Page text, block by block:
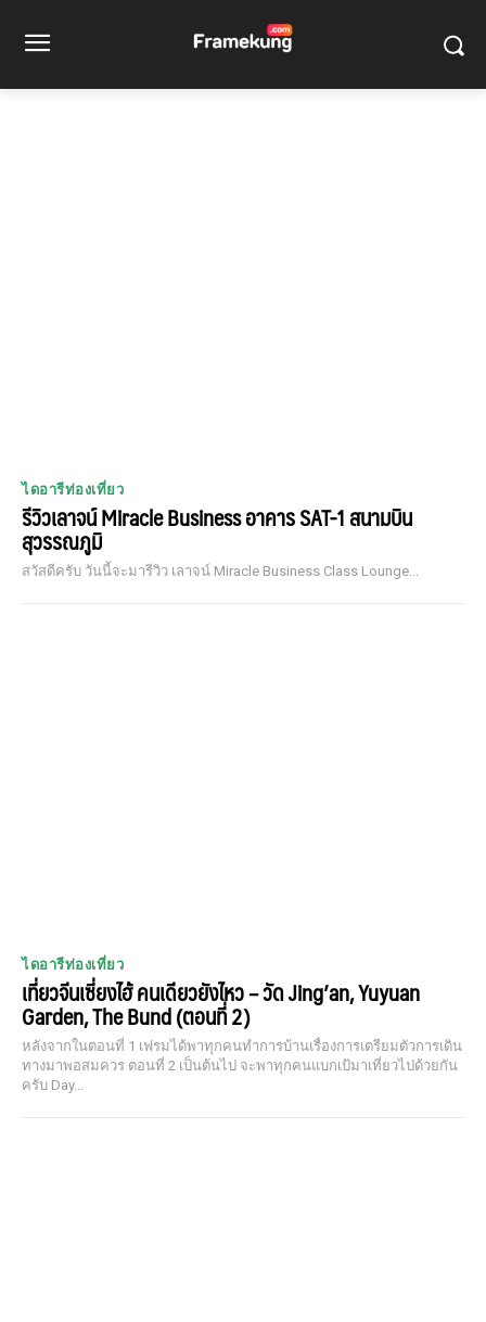
ไดอารีท่องเที่ยว
รีวิวเลาจน์ Miracle Business อาคาร SAT-1 สนามบิน
สุวรรณภูมิ
สวัสดีครับ วันนี้จะมารีวิว เลาจน์ Miracle Business Class Lounge...
ไดอารีท่องเที่ยว
เที่ยวจีนเซี่ยงไฮ้ คนเดียวยังไหว – วัด Jing’an, Yuyuan
Garden, The Bund (ตอนที่ 2)
หลังจากในตอนที่ 1 เฟรมได้พาทุกคนทำการบ้านเรื่องการเตรียมตัวการเดิน
ทางมาพอสมควร ตอนที่ 2 เป็นต้นไป จะพาทุกคนแบกเป้มาเที่ยวไปด้วยกัน
ครับ Day...